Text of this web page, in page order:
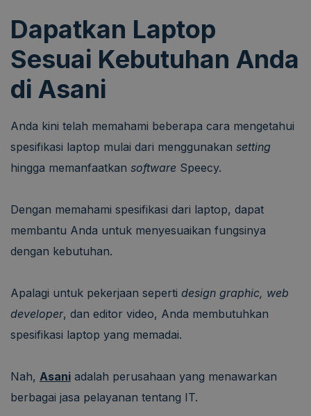
Dapatkan Laptop
Sesuai Kebutuhan Anda
di Asani
Anda kini telah memahami beberapa cara mengetahui
spesifikasi laptop mulai dari menggunakan setting
hingga memanfaatkan software Speecy.
Dengan memahami spesifikasi dari laptop, dapat
membantu Anda untuk menyesuaikan fungsinya
dengan kebutuhan.
Apalagi untuk pekerjaan seperti design graphic, web
developer, dan editor video, Anda membutuhkan
spesifikasi laptop yang memadai.
Nah, Asani adalah perusahaan yang menawarkan
berbagai jasa pelayanan tentang IT.